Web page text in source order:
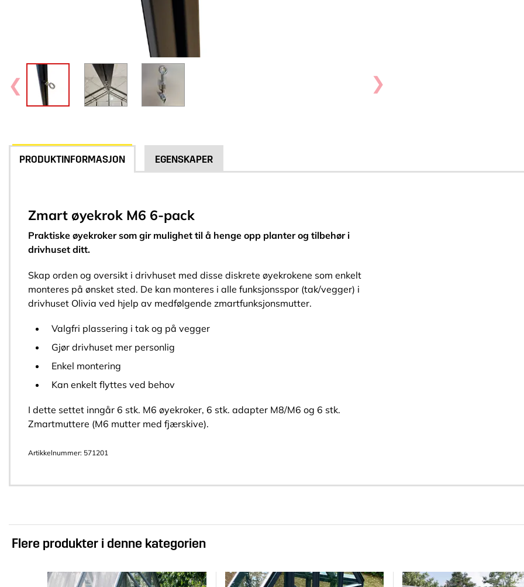
PRODUKTINFORMASJON EGENSKAPER
Zmart øyekrok M6 6-pack
Praktiske øyekroker som gir mulighet til å henge opp planter og tilbehør i
drivhuset ditt.
Skap orden og oversikt i drivhuset med disse diskrete øyekrokene som enkelt
monteres på ønsket sted. De kan monteres i alle funksjonsspor (tak/vegger) i
drivhuset Olivia ved hjelp av medfølgende zmartfunksjonsmutter.
Valgfri plassering i tak og på vegger
Gjør drivhuset mer personlig
Enkel montering
Kan enkelt flyttes ved behov
I dette settet inngår 6 stk. M6 øyekroker, 6 stk. adapter M8/M6 og 6 stk.
Zmartmuttere (M6 mutter med fjærskive).
Artikkelnummer: 571201
Flere produkter i denne kategorien